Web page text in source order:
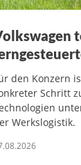
den Konzern
Schritt
Werkslogistik.